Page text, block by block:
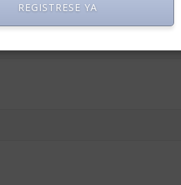
REGISTRESE YA